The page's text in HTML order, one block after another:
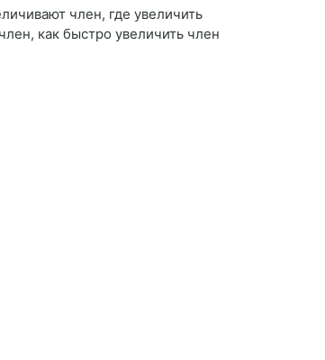
член, где увеличить
как быстро увеличить член